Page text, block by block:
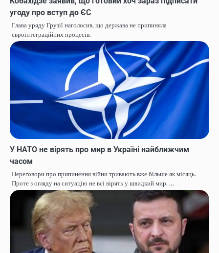
угоду про вступ до ЄС
Глава уряду Грузії наголосив, що держава не припиняла
євроінтеграційних процесів.
У НАТО не вірять про мир в Україні найближчим
часом
Переговори про припинення війни тривають вже більше як місяць.
Проте з огляду на ситуацію не всі вірять у швидкий мир. …